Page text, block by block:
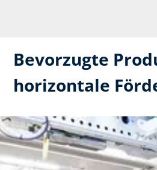
Bevorzugte
horizontale